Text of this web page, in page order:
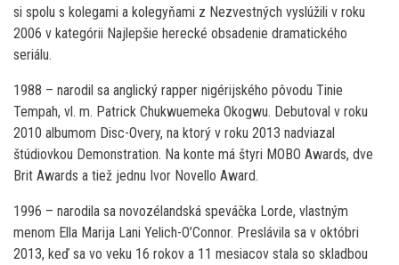
si spolu s kolegami a kolegyňami z Nezvestných vyslúžili v roku
2006 v kategórii Najlepšie herecké obsadenie dramatického
seriálu.
1988 – narodil sa anglický rapper nigérijského pôvodu Tinie
Tempah, vl. m. Patrick Chukwuemeka Okogwu. Debutoval v roku
2010 albumom Disc-Overy, na ktorý v roku 2013 nadviazal
štúdiovkou Demonstration. Na konte má štyri MOBO Awards, dve
Brit Awards a tiež jednu Ivor Novello Award.
1996 – narodila sa novozélandská speváčka Lorde, vlastným
menom Ella Marija Lani Yelich-O’Connor. Preslávila sa v októbri
2013, keď sa vo veku 16 rokov a 11 mesiacov stala so skladbou